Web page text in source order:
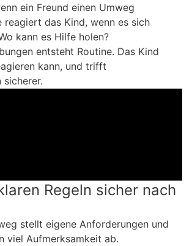
ein Freund einen Umweg
reagiert das Kind, wenn es sich
kann es Hilfe holen?
entsteht Routine. Das Kind
kann, und trifft
sicherer.
Regeln sicher nach
stellt eigene Anforderungen und
viel Aufmerksamkeit ab.